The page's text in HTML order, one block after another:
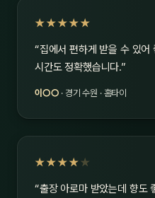
★★★★★
“집에서 편하게 받을 수 있
시간도 정확했습니다.”
이○○ · 경기 수원 · 홈타이
★★★★ ★
“출장 아로마 받았는데 향도